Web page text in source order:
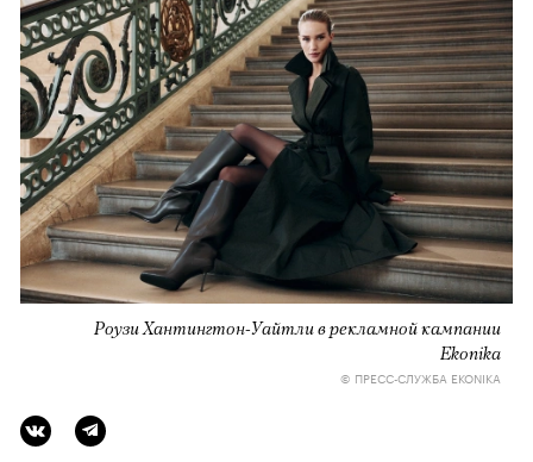
Роузи Хантингтон-Уайтли в рекламной кампании
Ekonika
© ПРЕСС-СЛУЖБА EKONIKA